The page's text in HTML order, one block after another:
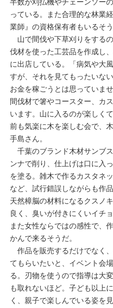
半数が刈払機やチェーンソー
っている。また合理的な林業
業師』の資格保有者もいるそう
山で間伐や下草刈りをする
伐材を使った工芸品を作成し
に出店している。「病気や大
すが、それを見てもったいな
お金を稼ごうとは思っていま
間伐材で箸やコースター、カ
います。山に入るのが楽しく
前も気楽に木を楽しむ会で、
手島さん。
千葉のブランド木材サンブ
ンナで削り、仕上げは口に入
を塗る。雑木で作るカスタネ
など、試行錯誤しながらも作
天然樟脳の材料になるクスノ
良く、臭いが付きにくいイチ
また女性ならではの感性で、
かんで来るそうだ。
作品を販売するだけでなく
てもらいたいと、イベント会
る。刃物を使うので指導は大
も取れないほど。子ども以上
く、親子で楽しんでいる姿を